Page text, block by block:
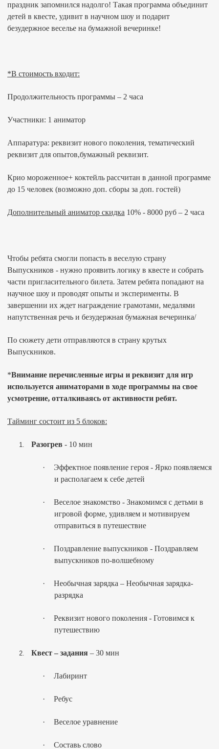
праздник запомнился надолго! Такая программа объединит
детей в квесте, удивит в научном шоу и подарит
безудержное веселье на бумажной вечеринке!
*В стоимость входит:
Продолжительность программы – 2 часа
Участники: 1 аниматор
Аппаратура: реквизит нового поколения, тематический
реквизит для опытов,бумажный реквизит.
Крио мороженное+ коктейль рассчитан в данной программе
до 15 человек (возможно доп. сборы за доп. гостей)
Дополнительный аниматор скидка 10% - 8000 руб – 2 часа
Чтобы ребята смогли попасть в веселую страну
Выпускников - нужно проявить логику в квесте и собрать
части пригласительного билета. Затем ребята попадают на
научное шоу и проводят опыты и эксперименты. В
завершении их ждет награждение грамотами, медалями
напутственная речь и безудержная бумажная вечеринка/
По сюжету дети отправляются в страну крутых
Выпускников.
*Внимание перечисленные игры и реквизит для игр
используется аниматорами в ходе программы на свое
усмотрение, отталкиваясь от активности ребят.
Тайминг состоит из 5 блоков:
1. Разогрев - 10 мин
·
Эффектное появление героя - Ярко появляемся
и располагаем к себе детей
·
Веселое знакомство - Знакомимся с детьми в
игровой форме, удивляем и мотивируем
отправиться в путешествие
·
Поздравление выпускников - Поздравляем
выпускников по-волшебному
·
Необычная зарядка – Необычная зарядка-
разрядка
·
Реквизит нового поколения - Готовимся к
путешествию
2. Квест – задания – 30 мин
· Лабиринт
· Ребус
· Веселое уравнение
· Составь слово